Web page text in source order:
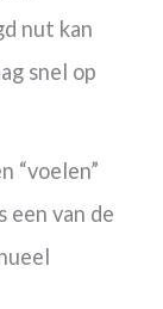
nut kan
snel op
“voelen”
een van de